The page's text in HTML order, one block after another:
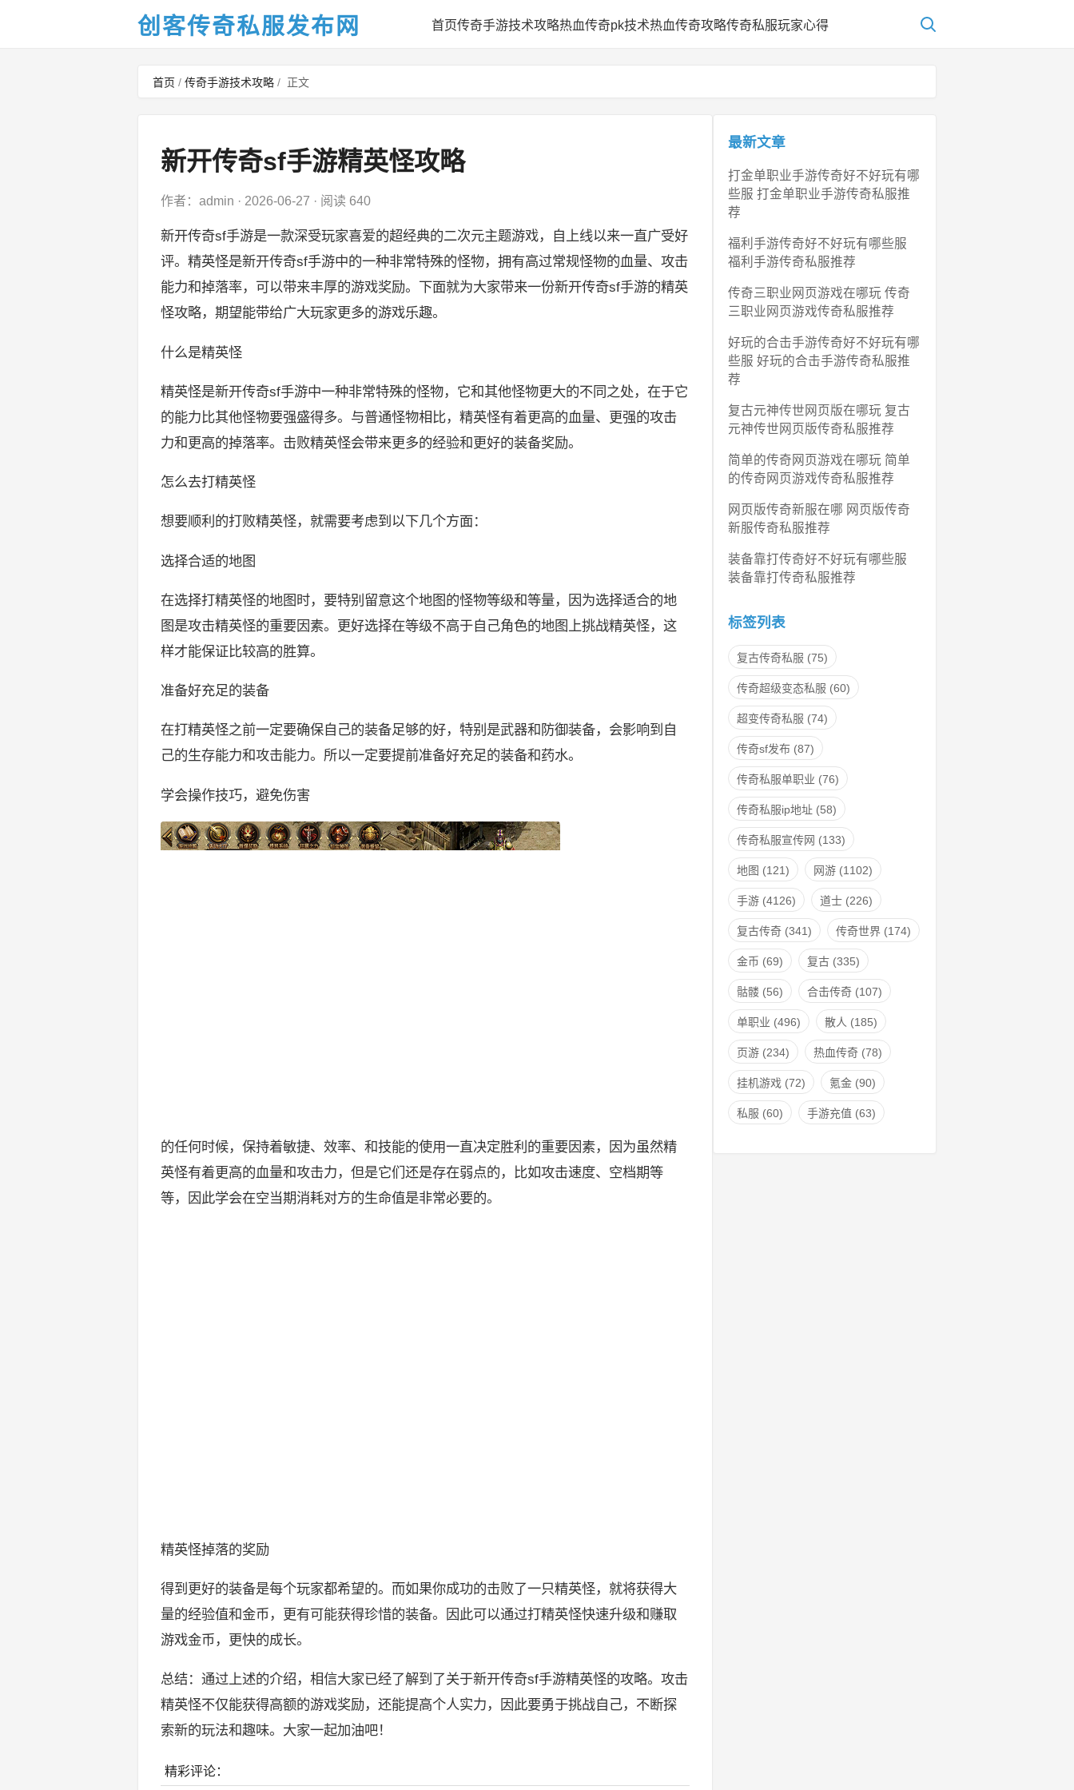
创客传奇私服发布网 首页传奇手游技术攻略热血传奇pk技术热血传奇攻略传奇私服玩家心得
首页 / 传奇手游技术攻略 / 正文
新开传奇sf手游精英怪攻略
作者：admin · 2026-06-27 · 阅读 640
新开传奇sf手游是一款深受玩家喜爱的超经典的二次元主题游戏，自上线以来一直广受好
评。精英怪是新开传奇sf手游中的一种非常特殊的怪物，拥有高过常规怪物的血量、攻击
能力和掉落率，可以带来丰厚的游戏奖励。下面就为大家带来一份新开传奇sf手游的精英
怪攻略，期望能带给广大玩家更多的游戏乐趣。
什么是精英怪
精英怪是新开传奇sf手游中一种非常特殊的怪物，它和其他怪物更大的不同之处，在于它
的能力比其他怪物要强盛得多。与普通怪物相比，精英怪有着更高的血量、更强的攻击
力和更高的掉落率。击败精英怪会带来更多的经验和更好的装备奖励。
怎么去打精英怪
想要顺利的打败精英怪，就需要考虑到以下几个方面：
选择合适的地图
在选择打精英怪的地图时，要特别留意这个地图的怪物等级和等量，因为选择适合的地
图是攻击精英怪的重要因素。更好选择在等级不高于自己角色的地图上挑战精英怪，这
样才能保证比较高的胜算。
准备好充足的装备
在打精英怪之前一定要确保自己的装备足够的好，特别是武器和防御装备，会影响到自
己的生存能力和攻击能力。所以一定要提前准备好充足的装备和药水。
学会操作技巧，避免伤害
的任何时候，保持着敏捷、效率、和技能的使用一直决定胜利的重要因素，因为虽然精
英怪有着更高的血量和攻击力，但是它们还是存在弱点的，比如攻击速度、空档期等
等，因此学会在空当期消耗对方的生命值是非常必要的。
精英怪掉落的奖励
得到更好的装备是每个玩家都希望的。而如果你成功的击败了一只精英怪，就将获得大
量的经验值和金币，更有可能获得珍惜的装备。因此可以通过打精英怪快速升级和赚取
游戏金币，更快的成长。
总结：通过上述的介绍，相信大家已经了解到了关于新开传奇sf手游精英怪的攻略。攻击
精英怪不仅能获得高额的游戏奖励，还能提高个人实力，因此要勇于挑战自己，不断探
索新的玩法和趣味。大家一起加油吧！
精彩评论：
最新文章
打金单职业手游传奇好不好玩有哪
些服 打金单职业手游传奇私服推
荐
福利手游传奇好不好玩有哪些服
福利手游传奇私服推荐
传奇三职业网页游戏在哪玩 传奇
三职业网页游戏传奇私服推荐
好玩的合击手游传奇好不好玩有哪
些服 好玩的合击手游传奇私服推
荐
复古元神传世网页版在哪玩 复古
元神传世网页版传奇私服推荐
简单的传奇网页游戏在哪玩 简单
的传奇网页游戏传奇私服推荐
网页版传奇新服在哪 网页版传奇
新服传奇私服推荐
装备靠打传奇好不好玩有哪些服
装备靠打传奇私服推荐
标签列表
复古传奇私服 (75)
传奇超级变态私服 (60)
超变传奇私服 (74)
传奇sf发布 (87)
传奇私服单职业 (76)
传奇私服ip地址 (58)
传奇私服宣传网 (133)
地图 (121) 网游 (1102)
手游 (4126) 道士 (226)
复古传奇 (341) 传奇世界 (174)
金币 (69) 复古 (335)
骷髅 (56) 合击传奇 (107)
单职业 (496) 散人 (185)
页游 (234) 热血传奇 (78)
挂机游戏 (72) 氪金 (90)
私服 (60) 手游充值 (63)